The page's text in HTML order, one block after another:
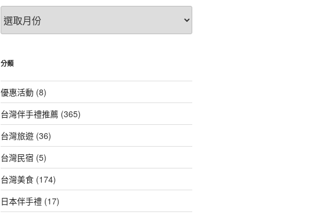
章
總
分類
優惠活動(8)
台灣伴手禮推薦(365)
台灣旅遊(36)
台灣民宿 (5)
台灣美食(174)
日本伴手禮(17)